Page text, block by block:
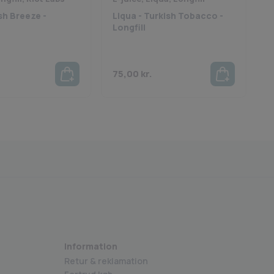
Breeze -
Liqua - Turkish Tobacco -
Longfill
75,00 kr.
Information
Retur & reklamation